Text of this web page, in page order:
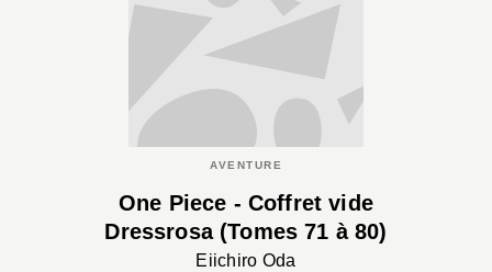
AVENTURE
One Piece - Coffret vide
Dressrosa (Tomes 71 à 80)
Eiichiro Oda